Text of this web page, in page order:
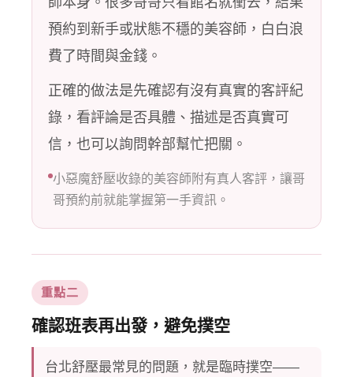
預約到新手或狀態不穩的美容師，白白浪
費了時間與金錢。
正確的做法是先確認有沒有真實的客評紀
錄，看評論是否具體、描述是否真實可
信，也可以詢問幹部幫忙把關。
小惡魔舒壓收錄的美容師附有真人客評，讓哥
哥預約前就能掌握第一手資訊。
重點二
確認班表再出發，避免撲空
台北舒壓最常見的問題，就是臨時撲空——